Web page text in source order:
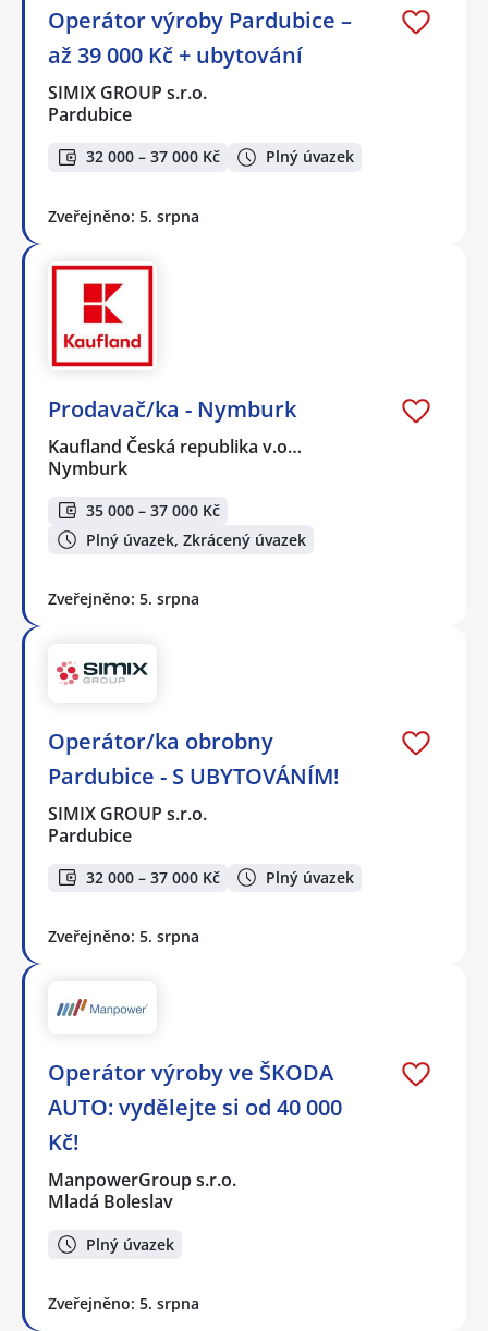
Operátor výroby Pardubice –
až 39 000 Kč + ubytování
SIMIX GROUP s.r.o.
Pardubice
32 000 – 37 000 Kč Plný úvazek
Zveřejněno: 5. srpna
Prodavač/ka - Nymburk
Kaufland Česká republika v.o…
Nymburk
35 000 – 37 000 Kč
Plný úvazek, Zkrácený úvazek
Zveřejněno: 5. srpna
Operátor/ka obrobny
Pardubice - S UBYTOVÁNÍM!
SIMIX GROUP s.r.o.
Pardubice
32 000 – 37 000 Kč Plný úvazek
Zveřejněno: 5. srpna
Operátor výroby ve ŠKODA
AUTO: vydělejte si od 40 000
Kč!
ManpowerGroup s.r.o.
Mladá Boleslav
Plný úvazek
Zveřejněno: 5. srpna